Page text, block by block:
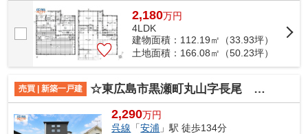
2,180万円
4LDK
建物面積：112.19㎡（33.93坪）
土地面積：166.08㎡（50.23坪）
売買 | 新築一戸建 ☆東広島市黒瀬町丸山字長尾 新規分譲☆
2,290万円
呉線 「安浦 」駅 徒歩134分